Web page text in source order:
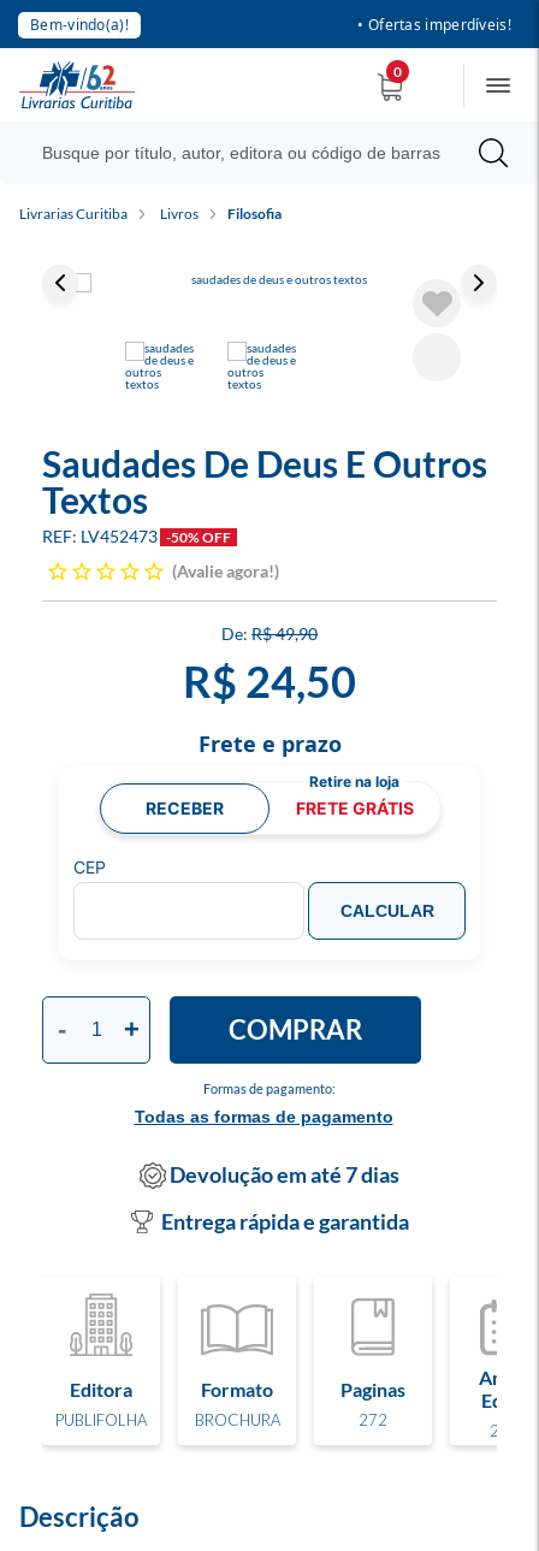
Bem-vindo(a)! • Ofertas imperdíveis!
0
Livrarias Curitiba Livros Filosofia
Saudades De Deus E Outros
Textos
LV452473 -50% OFF
Avalie agora!
R$ 49,90
R$ 24,50
Formas de pagamento:
Todas as formas de pagamento
- + COMPRAR
Frete e prazo
RECEBER FRETE GRÁTIS
CEP
CALCULAR
Devolução em até 7 dias
Entrega rápida e garantida
Editora
PUBLIFOLHA
Formato
BROCHURA
Paginas
272
Ano de
Edição
2019
Descrição